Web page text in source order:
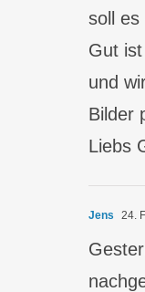
soll es
Gut
und
Bilder
Liebs
Jens 24.